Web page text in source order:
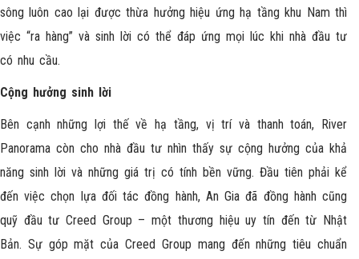
sông luôn cao lại được thừa hưởng hiệu ứng hạ tầng khu Nam thì
việc “ra hàng” và sinh lời có thể đáp ứng mọi lúc khi nhà đầu tư
có nhu cầu.
Cộng hưởng sinh lời
Bên cạnh những lợi thế về hạ tầng, vị trí và thanh toán, River
Panorama còn cho nhà đầu tư nhìn thấy sự cộng hưởng của khả
năng sinh lời và những giá trị có tính bền vững. Đầu tiên phải kể
đến việc chọn lựa đối tác đồng hành, An Gia đã đồng hành cũng
quỹ đầu tư Creed Group – một thương hiệu uy tín đến từ Nhật
Bản. Sự góp mặt của Creed Group mang đến những tiêu chuẩn